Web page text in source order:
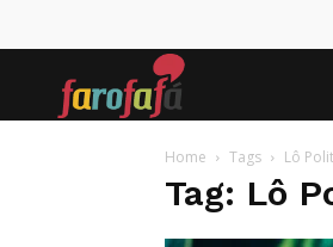
Home Tags Lô
Tag: Lô